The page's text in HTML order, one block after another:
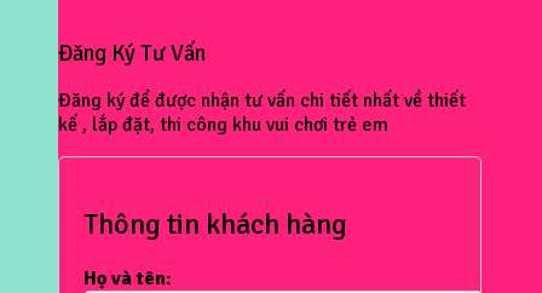
Đăng Ký Tư Vấn
Đăng ký để được nhận tư vấn chi tiết nhất về thiết
kế , lắp đặt, thi công khu vui chơi trẻ em
Thông tin khách hàng
Họ và tên: